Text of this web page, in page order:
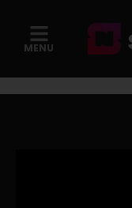
MENU